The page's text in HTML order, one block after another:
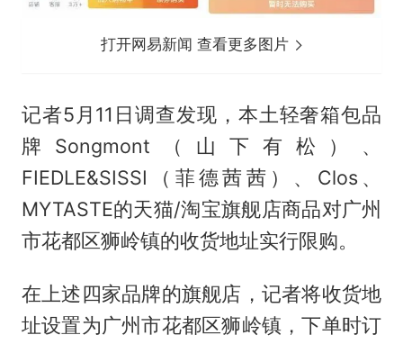
打开网易新闻 查看更多图片
记者5月11日调查发现，本土轻奢箱包品
牌Songmont（山下有松）、
FIEDLE&SISSI（菲德茜茜）、Clos、
MYTASTE的天猫/淘宝旗舰店商品对广州
市花都区狮岭镇的收货地址实行限购。
在上述四家品牌的旗舰店，记者将收货地
址设置为广州市花都区狮岭镇，下单时订